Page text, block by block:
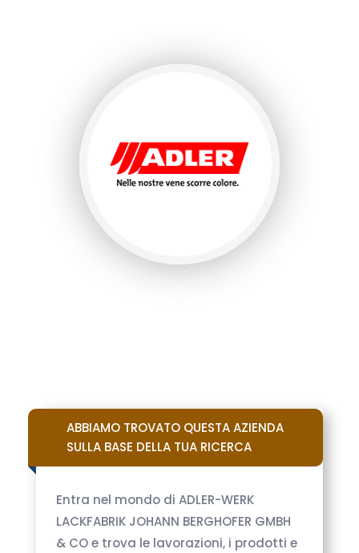
ABBIAMO TROVATO QUESTA AZIENDA
SULLA BASE DELLA TUA RICERCA
Entra nel mondo di ADLER-WERK
LACKFABRIK JOHANN BERGHOFER GMBH
& CO e trova le lavorazioni, i prodotti e